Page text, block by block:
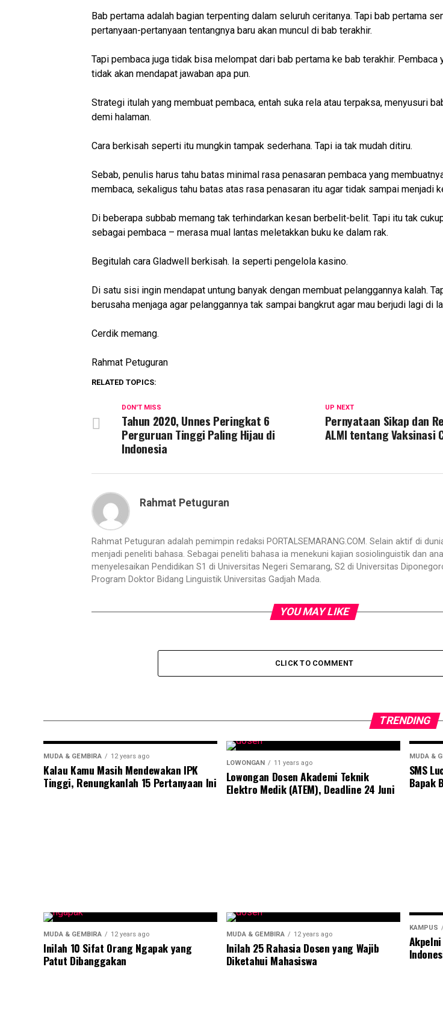
Bab pertama adalah bagian terpenting dalam seluruh ceritanya. Tapi bab pertama
pertanyaan-pertanyaan tentangnya baru akan muncul di bab terakhir.
Tapi pembaca juga tidak bisa melompat dari bab pertama ke bab terakhir. Pembaca
tidak akan mendapat jawaban apa pun.
Strategi itulah yang membuat pembaca, entah suka rela atau terpaksa, menyusuri
demi halaman.
Cara berkisah seperti itu mungkin tampak sederhana. Tapi ia tak mudah ditiru.
Sebab, penulis harus tahu batas minimal rasa penasaran pembaca yang
membaca, sekaligus tahu batas atas rasa penasaran itu agar tidak sampai menjadi
Di beberapa subbab memang tak terhindarkan kesan berbelit-belit. Tapi itu tak
sebagai pembaca – merasa mual lantas meletakkan buku ke dalam rak.
Begitulah cara Gladwell berkisah. Ia seperti pengelola kasino.
Di satu sisi ingin mendapat untung banyak dengan membuat pelanggannya kalah.
berusaha menjaga agar pelanggannya tak sampai bangkrut agar mau berjudi lagi di
Cerdik memang.
Rahmat Petuguran
RELATED TOPICS:
UP NEXT
Pernyataan Sikap dan
ALMI tentang Vaksinasi
DON'T MISS
Tahun 2020, Unnes Peringkat 6
Perguruan Tinggi Paling Hijau di
Indonesia
Rahmat Petuguran
Rahmat Petuguran adalah pemimpin redaksi PORTALSEMARANG.COM. Selain aktif di
menjadi peneliti bahasa. Sebagai peneliti bahasa ia menekuni kajian sosiolinguistik dan
menyelesaikan Pendidikan S1 di Universitas Negeri Semarang, S2 di Universitas
Program Doktor Bidang Linguistik Universitas Gadjah Mada.
YOU MAY LIKE
CLICK TO COMMENT
TRENDING
MUDA & GEMBIRA 12 years ago
Kalau Kamu Masih Mendewakan IPK
Tinggi, Renungkanlah 15 Pertanyaan Ini
LOWONGAN 11 years ago
Lowongan Dosen Akademi Teknik
Elektro Medik (ATEM), Deadline 24 Juni
MUDA &
SMS
Bapak
MUDA & GEMBIRA 12 years ago
Inilah 10 Sifat Orang Ngapak yang
Patut Dibanggakan
MUDA & GEMBIRA 12 years ago
Inilah 25 Rahasia Dosen yang Wajib
Diketahui Mahasiswa
KAMPUS